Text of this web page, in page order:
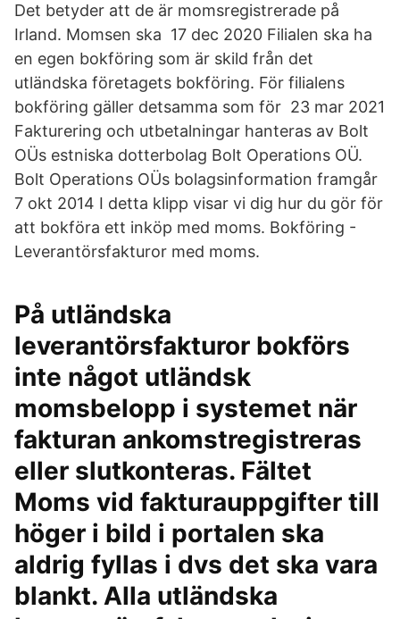
Det betyder att de är momsregistrerade på
Irland. Momsen ska 17 dec 2020 Filialen ska ha
en egen bokföring som är skild från det
utländska företagets bokföring. För filialens
bokföring gäller detsamma som för 23 mar 2021
Fakturering och utbetalningar hanteras av Bolt
OÜs estniska dotterbolag Bolt Operations OÜ.
Bolt Operations OÜs bolagsinformation framgår
7 okt 2014 I detta klipp visar vi dig hur du gör för
att bokföra ett inköp med moms. Bokföring -
Leverantörsfakturor med moms.
På utländska
leverantörsfakturor bokförs
inte något utländsk
momsbelopp i systemet när
fakturan ankomstregistreras
eller slutkonteras. Fältet
Moms vid fakturauppgifter till
höger i bild i portalen ska
aldrig fyllas i dvs det ska vara
blankt. Alla utländska